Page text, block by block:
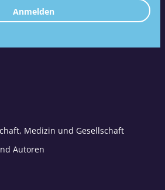
Anmelden
Medizin und Gesellschaft
Autoren